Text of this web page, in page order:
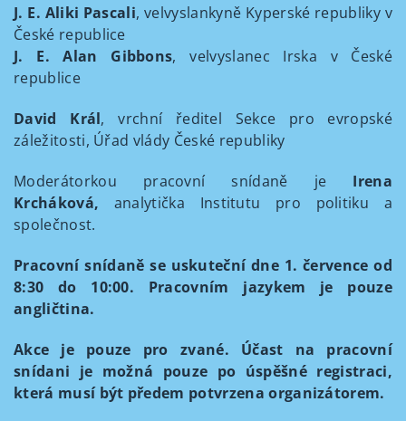
J. E. Aliki Pascali, velvyslankyně Kyperské republiky v
České republice
J. E. Alan Gibbons, velvyslanec Irska v České
republice
David Král, vrchní ředitel Sekce pro evropské
záležitosti, Úřad vlády České republiky
Moderátorkou pracovní snídaně je Irena
Krcháková, analytička Institutu pro politiku a
společnost.
Pracovní snídaně se uskuteční dne 1. července od
8:30 do 10:00. Pracovním jazykem je pouze
angličtina.
Akce je pouze pro zvané. Účast na pracovní
snídani je možná pouze po úspěšné registraci,
která musí být předem potvrzena organizátorem.